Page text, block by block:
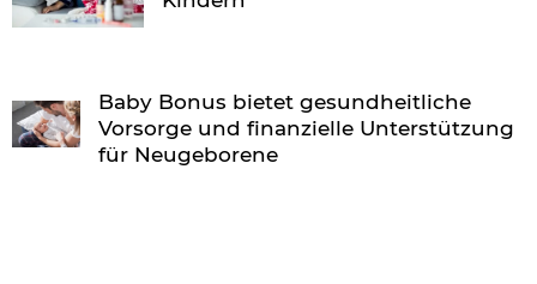
Baby Bonus bietet gesundheitliche
Vorsorge und finanzielle Unterstützung
für Neugeborene